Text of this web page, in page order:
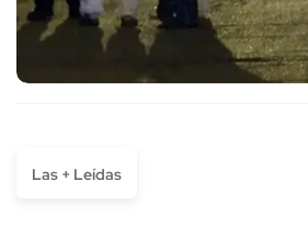
Las + Leídas